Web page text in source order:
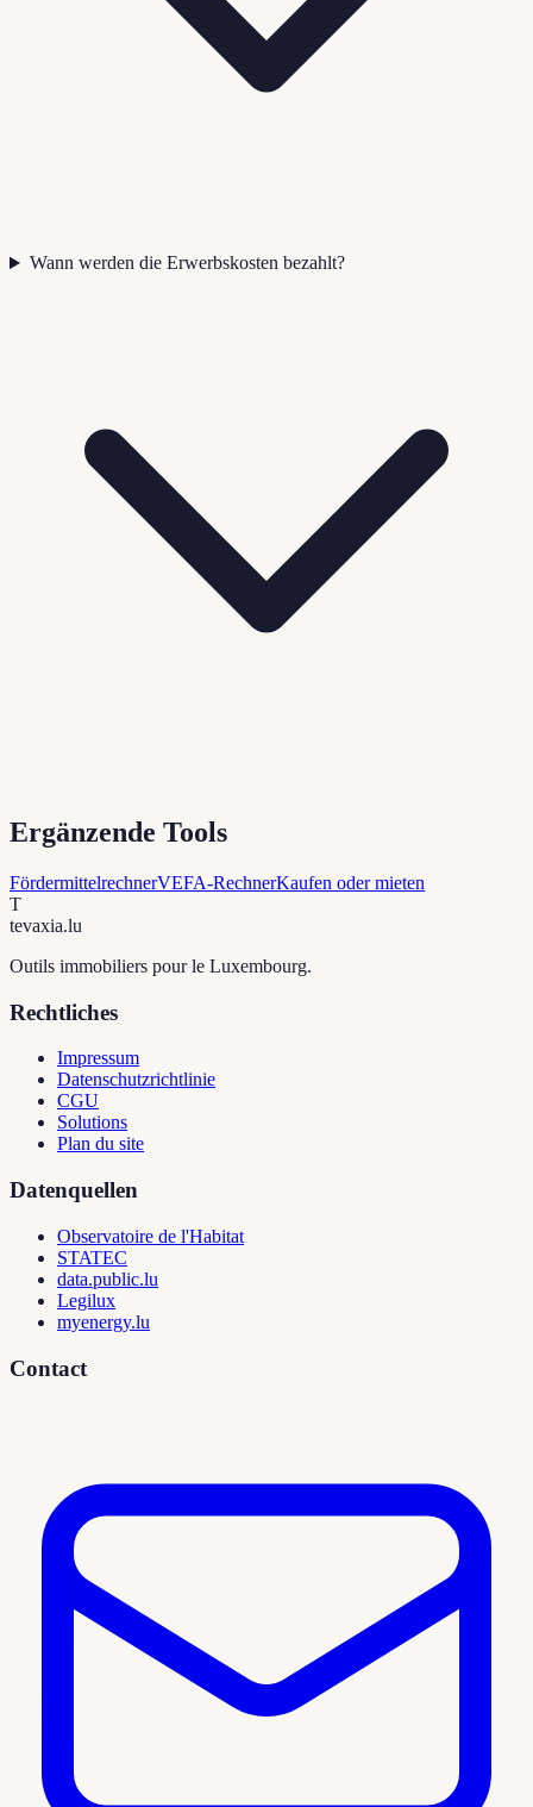
Wann werden die Erwerbskosten bezahlt?
Ergänzende Tools
FördermittelrechnerVEFA-RechnerKaufen oder mieten
T
tevaxia.lu
Outils immobiliers pour le Luxembourg.
Rechtliches
Impressum
Datenschutzrichtlinie
CGU
Solutions
Plan du site
Datenquellen
Observatoire de l'Habitat
STATEC
data.public.lu
Legilux
myenergy.lu
Contact